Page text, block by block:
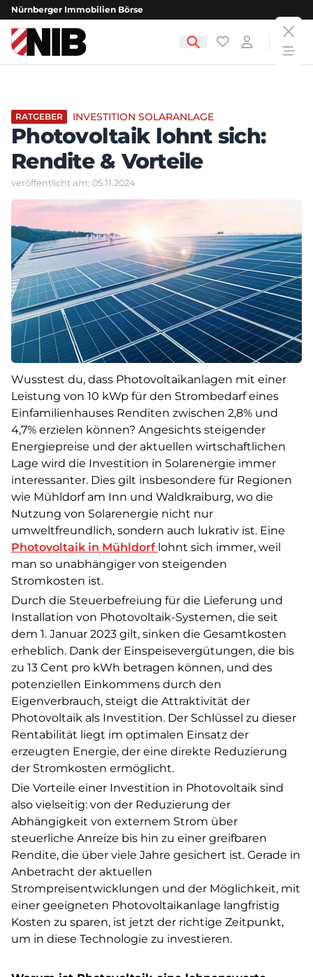
Nürnberger Immobilien Börse
NIB - Nürnberger Immobilien Börse Favoriten
Login
RATGEBER INVESTITION SOLARANLAGE
Photovoltaik lohnt sich:
Rendite & Vorteile
veröffentlicht am: 05.11.2024
Wusstest du, dass Photovoltaikanlagen mit einer
Leistung von 10 kWp für den Strombedarf eines
Einfamilienhauses Renditen zwischen 2,8% und
4,7% erzielen können? Angesichts steigender
Energiepreise und der aktuellen wirtschaftlichen
Lage wird die Investition in Solarenergie immer
interessanter. Dies gilt insbesondere für Regionen
wie Mühldorf am Inn und Waldkraiburg, wo die
Nutzung von Solarenergie nicht nur
umweltfreundlich, sondern auch lukrativ ist. Eine
Photovoltaik in Mühldorf lohnt sich immer, weil
man so unabhängiger von steigenden
Stromkosten ist.
Durch die Steuerbefreiung für die Lieferung und
Installation von Photovoltaik-Systemen, die seit
dem 1. Januar 2023 gilt, sinken die Gesamtkosten
erheblich. Dank der Einspeisevergütungen, die bis
zu 13 Cent pro kWh betragen können, und des
potenziellen Einkommens durch den
Eigenverbrauch, steigt die Attraktivität der
Photovoltaik als Investition. Der Schlüssel zu dieser
Rentabilität liegt im optimalen Einsatz der
erzeugten Energie, der eine direkte Reduzierung
der Stromkosten ermöglicht.
Die Vorteile einer Investition in Photovoltaik sind
also vielseitig: von der Reduzierung der
Abhängigkeit von externem Strom über
steuerliche Anreize bis hin zu einer greifbaren
Rendite, die über viele Jahre gesichert ist. Gerade in
Anbetracht der aktuellen
Strompreisentwicklungen und der Möglichkeit, mit
einer geeigneten Photovoltaikanlage langfristig
Kosten zu sparen, ist jetzt der richtige Zeitpunkt,
um in diese Technologie zu investieren.